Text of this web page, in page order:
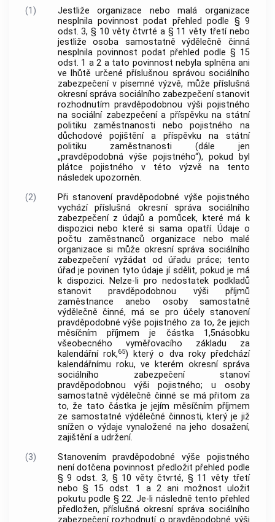
(1)
Jestliže organizace nebo malá organizace
nesplnila povinnost podat přehled podle § 9
odst. 3, § 10 věty čtvrté a § 11 věty třetí nebo
jestliže osoba samostatně výdělečně činná
nesplnila povinnost podat přehled podle § 15
odst. 1 a 2 a tato povinnost nebyla splněna ani
ve lhůtě určené příslušnou správou sociálního
zabezpečení v písemné výzvě, může příslušná
okresní správa sociálního zabezpečení stanovit
rozhodnutím pravděpodobnou výši pojistného
na sociální zabezpečení a příspěvku na státní
politiku zaměstnanosti nebo pojistného na
důchodové pojištění a příspěvku na státní
politiku zaměstnanosti (dále jen
„pravděpodobná výše pojistného“), pokud byl
plátce pojistného v této výzvě na tento
následek upozorněn.
(2)
Při stanovení pravděpodobné výše pojistného
vychází příslušná okresní správa sociálního
zabezpečení z údajů a pomůcek, které má k
dispozici nebo které si sama opatří. Údaje o
počtu zaměstnanců organizace nebo malé
organizace si může okresní správa sociálního
zabezpečení vyžádat od úřadu práce; tento
úřad je povinen tyto údaje jí sdělit, pokud je má
k dispozici. Nelze-li pro nedostatek podkladů
stanovit pravděpodobnou výši příjmů
zaměstnance anebo osoby samostatně
výdělečně činné, má se pro účely stanovení
pravděpodobné výše pojistného za to, že jejich
měsíčním příjmem je částka 1,5násobku
všeobecného vyměřovacího základu za
kalendářní rok,65) který o dva roky předchází
kalendářnímu roku, ve kterém okresní správa
sociálního zabezpečení stanoví
pravděpodobnou výši pojistného; u osoby
samostatně výdělečně činné se má přitom za
to, že tato částka je jejím měsíčním příjmem
ze samostatné výdělečné činnosti, který je již
snížen o výdaje vynaložené na jeho dosažení,
zajištění a udržení.
(3)
Stanovením pravděpodobné výše pojistného
není dotčena povinnost předložit přehled podle
§ 9 odst. 3, § 10 věty čtvrté, § 11 věty třetí
nebo § 15 odst. 1 a 2 ani možnost uložit
pokutu podle § 22. Je-li následně tento přehled
předložen, příslušná okresní správa sociálního